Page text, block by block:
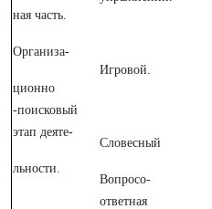
ная часть.
Организа-
ционно
-поисковый
этап деяте-
льности.
Игровой.
Словесный
Вопросо-
ответная